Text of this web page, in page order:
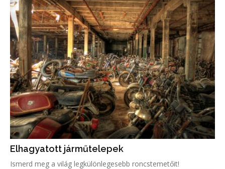
Elhagyatott járműtelepek
Ismerd meg a világ legkülönlegesebb roncstemetőit!